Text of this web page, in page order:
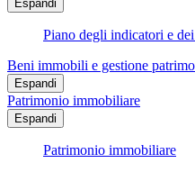
Espandi
Piano degli indicatori e
Beni immobili e gestione
Espandi
Patrimonio immobiliare
Espandi
Patrimonio immobiliare